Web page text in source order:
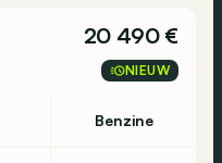
20 490 €
NIEUW
Benzine